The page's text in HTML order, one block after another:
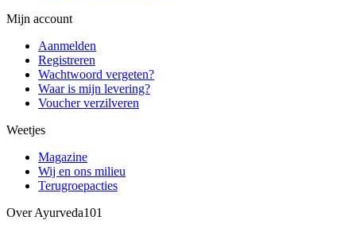
Mijn account
Aanmelden
Registreren
Wachtwoord vergeten?
Waar is mijn levering?
Voucher verzilveren
Weetjes
Magazine
Wij en ons milieu
Terugroepacties
Over Ayurveda101